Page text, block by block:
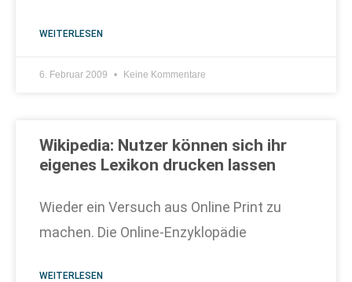
WEITERLESEN
6. Februar 2009 Keine Kommentare
Wikipedia: Nutzer können sich ihr
eigenes Lexikon drucken lassen
Wieder ein Versuch aus Online Print zu
machen. Die Online-Enzyklopädie
WEITERLESEN